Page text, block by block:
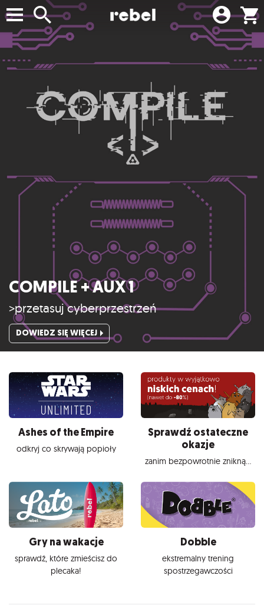
COMPILE + AUX 1
>przetasuj cyberprzestrzeń
DOWIEDZ SIĘ WIĘCEJ
Ashes of the Empire
odkryj co skrywają popioły
Sprawdź ostateczne
okazje
zanim bezpowrotnie znikną...
Gry na wakacje
sprawdź, które zmieścisz do
plecaka!
Dobble
ekstremalny trening
spostrzegawczości